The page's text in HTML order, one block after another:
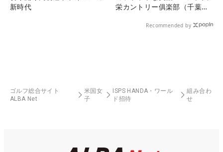
新時代
栄カントリー俱楽部（千葉
Recommended by
ゴルフ総合サイト
ALBA Net
米国女
子
ISPS HANDA・ワール
ド招待
組み合わ
せ